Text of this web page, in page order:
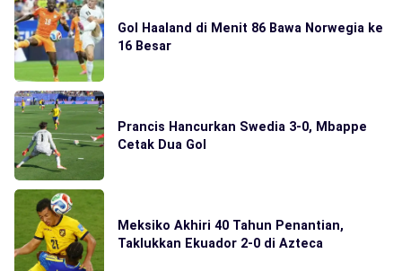
Gol Haaland di Menit 86 Bawa Norwegia ke
16 Besar
Prancis Hancurkan Swedia 3-0, Mbappe
Cetak Dua Gol
Meksiko Akhiri 40 Tahun Penantian,
Taklukkan Ekuador 2-0 di Azteca